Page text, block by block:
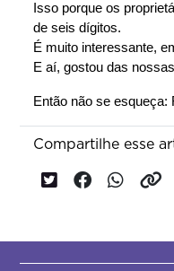
Isso porque os
de seis dígitos.
É muito interessante,
E aí, gostou das
Então não se
Compartilhe esse